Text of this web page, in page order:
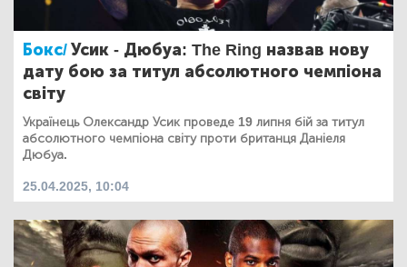
Бокс/Усик - Дюбуа: The Ring назвав нову
дату бою за титул абсолютного чемпіона
світу
Українець Олександр Усик проведе 19 липня бій за титул
абсолютного чемпіона світу проти британця Даніеля
Дюбуа.
25.04.2025, 10:04